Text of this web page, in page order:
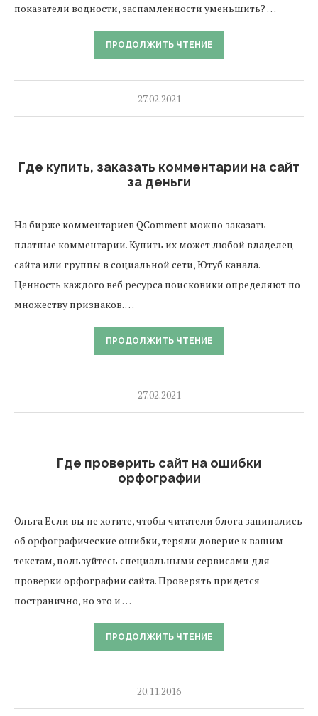
показатели водности, заспамленности уменьшить? …
ПРОДОЛЖИТЬ ЧТЕНИЕ
27.02.2021
Где купить, заказать комментарии на сайт
за деньги
На бирже комментариев QComment можно заказать
платные комментарии. Купить их может любой владелец
сайта или группы в социальной сети, Ютуб канала.
Ценность каждого веб ресурса поисковики определяют по
множеству признаков. …
ПРОДОЛЖИТЬ ЧТЕНИЕ
27.02.2021
Где проверить сайт на ошибки
орфографии
Ольга Если вы не хотите, чтобы читатели блога запинались
об орфографические ошибки, теряли доверие к вашим
текстам, пользуйтесь специальными сервисами для
проверки орфографии сайта. Проверять придется
постранично, но это и …
ПРОДОЛЖИТЬ ЧТЕНИЕ
20.11.2016